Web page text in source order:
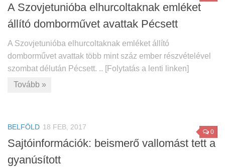
A Szovjetunióba elhurcoltaknak emléket
állító domborművet avattak Pécsett
A Szovjetunióba elhurcoltaknak emléket állító
domborművet avattak több mint száz ember részvételével
szombat délután Pécsett. .. [Folytatás a lenti linken]
Tovább »
0
BELFÖLD 18 FEB, 2017
Sajtóinformációk: beismerő vallomást tett a
gyanúsított